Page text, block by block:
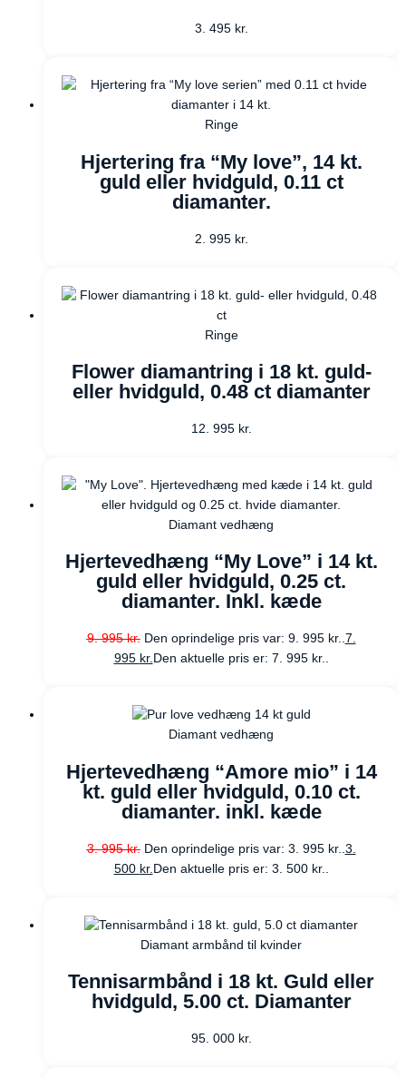
3. 495 kr.
Ringe
Hjertering fra “My love”, 14 kt.
guld eller hvidguld, 0.11 ct
diamanter.
2. 995 kr.
Ringe
Flower diamantring i 18 kt. guld-
eller hvidguld, 0.48 ct diamanter
12. 995 kr.
Diamant vedhæng
Hjertevedhæng “My Love” i 14 kt.
guld eller hvidguld, 0.25 ct.
diamanter. Inkl. kæde
9. 995kr. Den oprindelige pris var: 9. 995 kr..7.
995 kr. Den aktuelle pris er: 7. 995 kr..
Diamant vedhæng
Hjertevedhæng “Amore mio” i 14
kt. guld eller hvidguld, 0.10 ct.
diamanter. inkl. kæde
3. 995kr. Den oprindelige pris var: 3. 995 kr.. 3.
500 kr. Den aktuelle pris er: 3. 500 kr..
Diamant armbånd til kvinder
Tennisarmbånd i 18 kt. Guld eller
hvidguld, 5.00 ct. Diamanter
95. 000 kr.